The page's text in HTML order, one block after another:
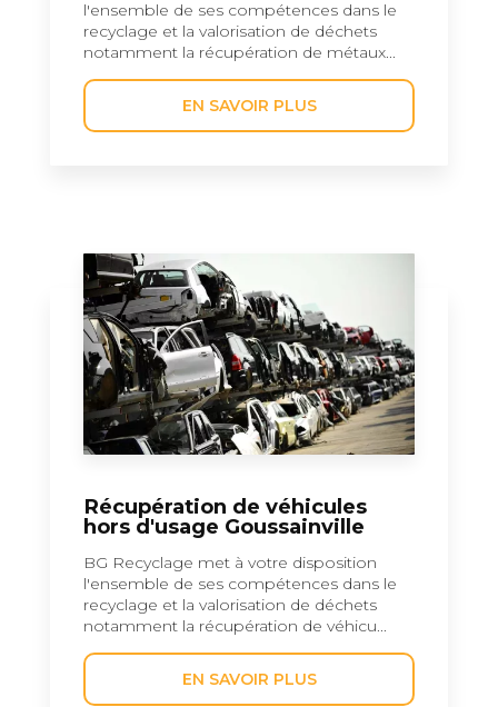
l'ensemble de ses compétences dans le
recyclage et la valorisation de déchets
notamment la récupération de métaux...
EN SAVOIR PLUS
Récupération de véhicules
hors d'usage Goussainville
BG Recyclage met à votre disposition
l'ensemble de ses compétences dans le
recyclage et la valorisation de déchets
notamment la récupération de véhicu...
EN SAVOIR PLUS